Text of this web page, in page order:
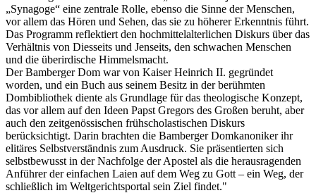
„Synagoge“ eine zentrale Rolle, ebenso die Sinne der Menschen,
vor allem das Hören und Sehen, das sie zu höherer Erkenntnis führt.
Das Programm reflektiert den hochmittelalterlichen Diskurs über das
Verhältnis von Diesseits und Jenseits, den schwachen Menschen
und die überirdische Himmelsmacht.
Der Bamberger Dom war von Kaiser Heinrich II. gegründet
worden, und ein Buch aus seinem Besitz in der berühmten
Dombibliothek diente als Grundlage für das theologische Konzept,
das vor allem auf den Ideen Papst Gregors des Großen beruht, aber
auch den zeitgenössischen frühscholastischen Diskurs
berücksichtigt. Darin brachten die Bamberger Domkanoniker ihr
elitäres Selbstverständnis zum Ausdruck. Sie präsentierten sich
selbstbewusst in der Nachfolge der Apostel als die herausragenden
Anführer der einfachen Laien auf dem Weg zu Gott – ein Weg, der
schließlich im Weltgerichtsportal sein Ziel findet."